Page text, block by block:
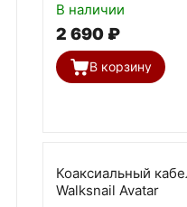
В наличии
2 690 ₽
В корзину
Коаксиальный
Walksnail Avatar